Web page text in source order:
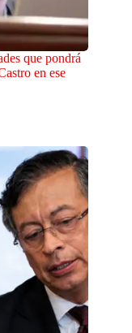
que pondrá
en ese